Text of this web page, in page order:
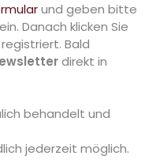
und geben bitte
Danach klicken Sie
Bald
direkt in
behandelt und
jederzeit möglich.